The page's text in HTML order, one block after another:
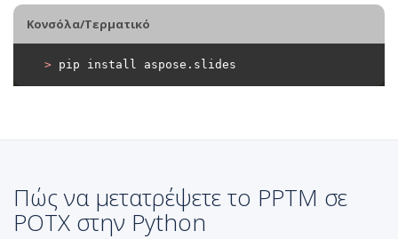
Κονσόλα/Τερματικό
> pip install aspose.slides
Πώς να μετατρέψετε το PPTM σε
POTX στην Python